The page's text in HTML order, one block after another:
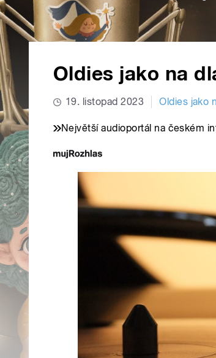
Oldies jako na
19. listopad 2023 Oldies jako
Největší audioportál na českém